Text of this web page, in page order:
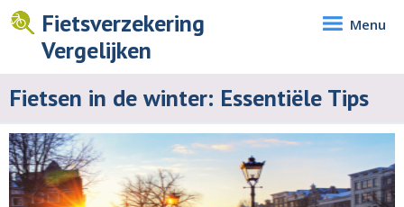
Fietsverzekering
Vergelijken
Menu
Fietsen in de winter: Essentiële Tips